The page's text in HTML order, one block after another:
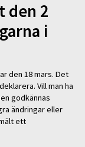
den 2
i
den 18 mars. Det
Vill man ha
godkännas
ändringar eller
ett